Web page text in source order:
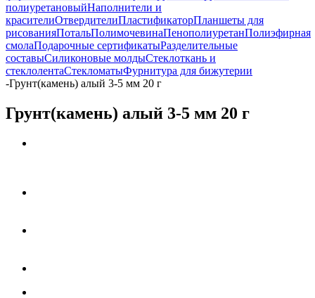
полиуретановыйНаполнители и
красителиОтвердителиПластификаторПланшеты для
рисованияПотальПолимочевинаПенополиуретанПолиэфирная
смолаПодарочные сертификатыРазделительные
составыСиликоновые молдыСтеклоткань и
стеклолентаСтекломатыФурнитура для бижутерии
-Грунт(камень) алый 3-5 мм 20 г
Грунт(камень) алый 3-5 мм 20 г